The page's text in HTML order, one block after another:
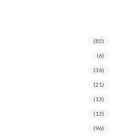
(85)
(6)
(36)
(21)
(13)
(13)
(96)